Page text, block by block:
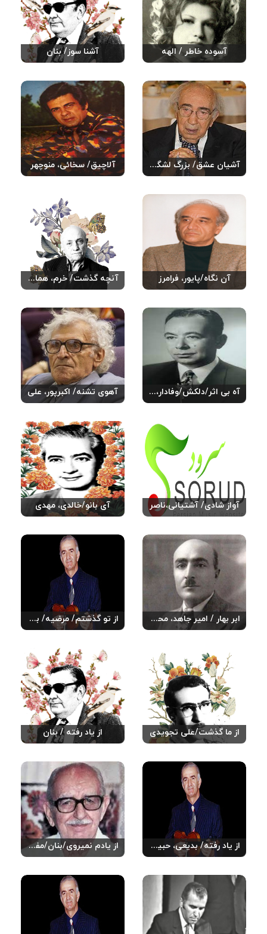
آسوده خاطر / الهه آشنا سوز/ بنان
آشیان عشق/ بزرگ لشگری آلاچیق/ سخائی، منوچهر
آن نگاه/پایور، فرامرز آنچه گذشت/ خرم، همایون
آه بی اثر/دلکش/وفادار، مجید آهوی تشنه/ اکبرپور، علی
آواز شادی/ آشتیانی،ناصر آی بانو/خالدی، مهدی
ابر بهار / امیر جاهد، محمدعلی از تو گذشتم/ مرضیه/ بدیعی، حبیب الله
از ما گذشت/علی تجویدی از یاد رفته / بنان
از یاد رفته/ بدیعی، حبیب الله از یادم نمیروی/بنان/مفتاح، مهدی